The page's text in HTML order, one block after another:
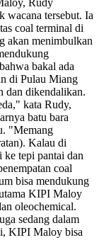
wacana tersebut. Ia
coal terminal di
akan menimbulkan
bakal ada
di Pulau Miang
dan dikendalikan.
kata Rudy,
batu bara
"Memang
Kalau di
ke tepi pantai dan
coal
bisa mendukung
KIPI Maloy
oleochemical.
sedang dalam
KIPI Maloy bisa